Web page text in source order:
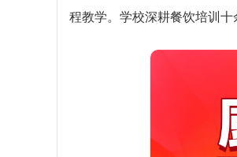
程教学。学校深耕餐饮培训